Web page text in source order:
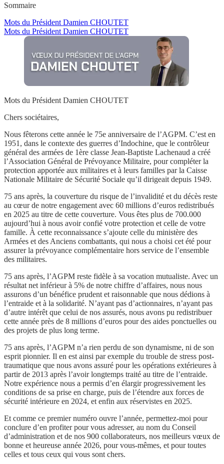
Sommaire
Mots du Président Damien CHOUTET
Mots du Président Damien CHOUTET
Mots du Président Damien CHOUTET
Chers sociétaires,
Nous fêterons cette année le 75e anniversaire de l’AGPM. C’est en
1951, dans le contexte des guerres d’Indochine, que le contrôleur
général des armées de 1ère classe Jean-Baptiste Lachenaud a créé
l’Association Général de Prévoyance Militaire, pour compléter la
protection apportée aux militaires et à leurs familles par la Caisse
Nationale Militaire de Sécurité Sociale qu’il dirigeait depuis 1949.
75 ans après, la couverture du risque de l’invalidité et du décès reste
au cœur de notre engagement avec 60 millions d’euros redistribués
en 2025 au titre de cette couverture. Vous êtes plus de 700.000
aujourd’hui à nous avoir confié votre protection et celle de votre
famille. À cette reconnaissance s’ajoute celle du ministère des
Armées et des Anciens combattants, qui nous a choisi cet été pour
assurerla prévoyance complémentaire hors service de l’ensemble
des militaires.
75 ans après, l’AGPM reste fidèle à sa vocation mutualiste. Avec un
résultat net inférieur à 5% de notre chiffre d’affaires, nous nous
assurons d’un bénéfice prudent et raisonnable que nous dédions à
l’entraide et à la solidarité. N’ayant pas d’actionnaires, n’ayant pas
d’autre intérêt que celui de nos assurés, nous avons pu redistribuer
cette année près de 8 millions d’euros pour des aides ponctuelles ou
des projets de plus long terme.
75 ans après, l’AGPM n’a rien perdu de son dynamisme, ni de son
esprit pionnier. Il en est ainsi par exemple du trouble de stress post-
traumatique que nous avons assuré pour les opérations extérieures à
partir de 2013 après l’avoir longtemps traité au titre de l’entraide.
Notre expérience nous a permis d’en élargir progressivement les
conditions de sa prise en charge, puis de l’étendre aux forces de
sécurité intérieure en 2024, et enfin aux réservistes en 2025.
Et comme ce premier numéro ouvre l’année, permettez-moi pour
conclure d’en profiter pour vous adresser, au nom du Conseil
d’administration et de nos 900 collaborateurs, nos meilleurs vœux de
bonne et heureuse année 2026, pour vous-mêmes, et pour toutes
celles et tous ceux qui vous sont chers.